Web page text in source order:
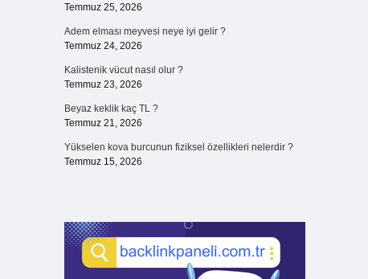
Temmuz 25, 2026
Adem elması meyvesi neye iyi gelir ?
Temmuz 24, 2026
Kalistenik vücut nasıl olur ?
Temmuz 23, 2026
Beyaz keklik kaç TL ?
Temmuz 21, 2026
Yükselen kova burcunun fiziksel özellikleri nelerdir ?
Temmuz 15, 2026